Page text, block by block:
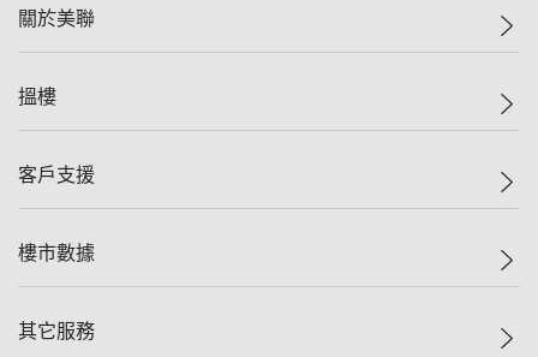
關於美聯
美聯集團
人才招募
搵樓
一手新盤
減價
美聯豪宅
客戶支援
自助放盤
查詢熱線
樓市數據
樓價指數
其它服務